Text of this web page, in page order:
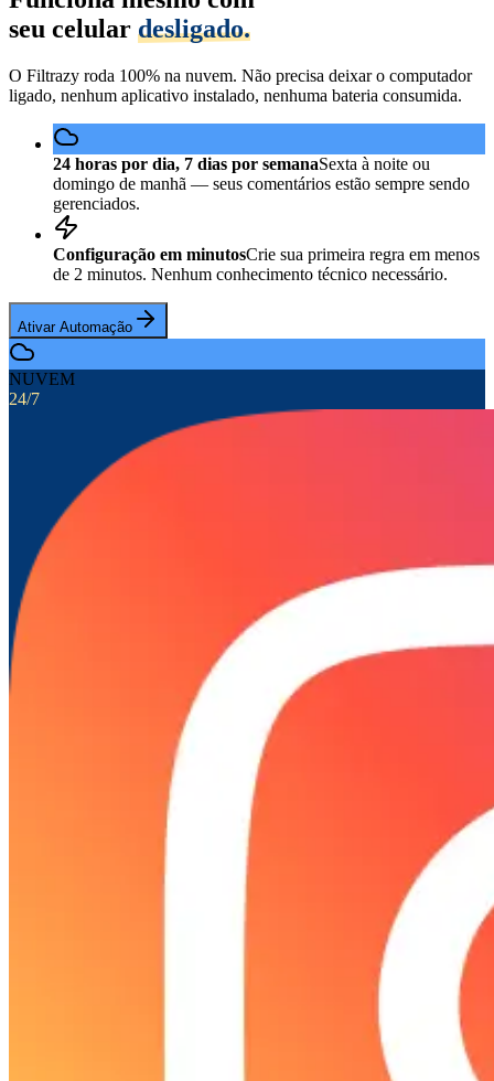
seu celular desligado.
O Filtrazy roda 100% na nuvem. Não precisa deixar o computador
ligado, nenhum aplicativo instalado, nenhuma bateria consumida.
24 horas por dia, 7 dias por semanaSexta à noite ou
domingo de manhã — seus comentários estão sempre sendo
gerenciados.
Configuração em minutosCrie sua primeira regra em menos
de 2 minutos. Nenhum conhecimento técnico necessário.
Ativar Automação
NUVEM
24/7